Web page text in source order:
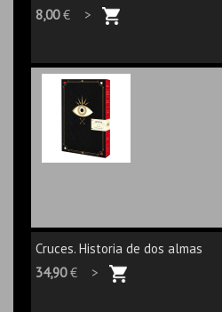
8,00€ >
Cruces. Historia de dos almas
34,90€ >